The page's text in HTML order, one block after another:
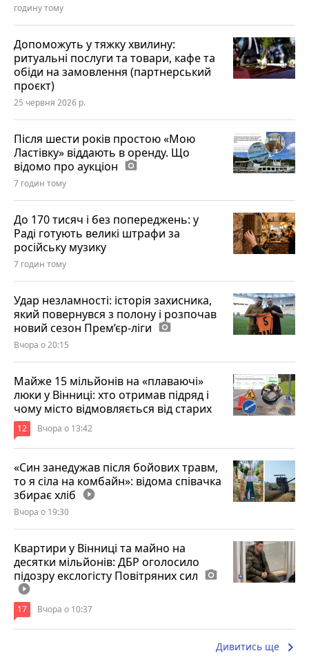
годину тому
Допоможуть у тяжку хвилину:
ритуальні послуги та товари, кафе та
обіди на замовлення (партнерський
проєкт)
25 червня 2026 р.
Після шести років простою «Мою
Ластівку» віддають в оренду. Що
відомо про аукціон photo_camera
7 годин тому
До 170 тисяч і без попереджень: у
Раді готують великі штрафи за
російську музику
7 годин тому
Удар незламності: історія захисника,
який повернувся з полону і розпочав
новий сезон Прем’єр-ліги photo_camera
Вчора о 20:15
Майже 15 мільйонів на «плаваючі»
люки у Вінниці: хто отримав підряд і
чому місто відмовляється від старих
12 Вчора о 13:42
«Син занедужав після бойових травм,
то я сіла на комбайн»: відома співачка
збирає хліб play_circle_filled
Вчора о 19:30
Квартири у Вінниці та майно на
десятки мільйонів: ДБР оголосило
підозру екслогісту Повітряних сил photo_camera
play_circle_filled
17 Вчора о 10:37
Дивитись ще keyboard_arrow_right